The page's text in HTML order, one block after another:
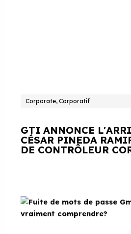
Corporate, Corporatif
GTI ANNONCE
CÉSAR PINEDA
DE CONTRÔLEUR